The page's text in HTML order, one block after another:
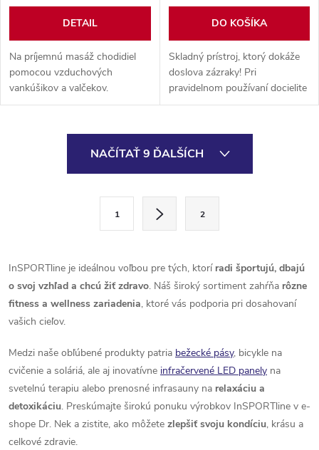
DETAIL
Na príjemnú masáž chodidiel
pomocou vzduchových
vankúšikov a valčekov.
Jednoduché ovládanie,
DO KOŠÍKA
Skladný prístroj, ktorý dokáže
doslova zázraky! Pri
pravidelnom používaní docielite
hladkú a hĺbkovo vyživenú pleť,
d
a
c
i
e
p
r
NAČÍTAŤ 9 ĎALŠÍCH
á
n
k
o
v
a
n
i
e
1 2
InSPORTline je ideálnou voľbou pre tých, ktorí radi športujú, dbajú
o svoj vzhľad a chcú žiť zdravo. Náš široký sortiment zahŕňa rôzne
fitness a wellness zariadenia, ktoré vás podporia pri dosahovaní
vašich cieľov.
Medzi naše obľúbené produkty patria bežecké pásy, bicykle na
cvičenie a soláriá, ale aj inovatívne infračervené LED panely na
svetelnú terapiu alebo prenosné infrasauny na relaxáciu a
detoxikáciu. Preskúmajte širokú ponuku výrobkov InSPORTline v e-
shope Dr. Nek a zistite, ako môžete zlepšiť svoju kondíciu, krásu a
celkové zdravie.